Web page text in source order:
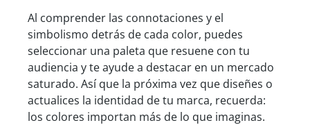
Al comprender las connotaciones y el
simbolismo detrás de cada color, puedes
seleccionar una paleta que resuene con tu
audiencia y te ayude a destacar en un mercado
saturado. Así que la próxima vez que diseñes o
actualices la identidad de tu marca, recuerda:
los colores importan más de lo que imaginas.